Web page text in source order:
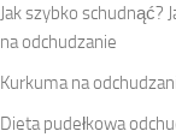
Jak szybko schudnąć?
na odchudzanie
Kurkuma na
Dieta pudełkowa